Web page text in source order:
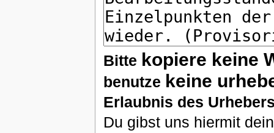
Bitte kopiere keine
benutze keine
Erlaubnis des
Du gibst uns hiermit